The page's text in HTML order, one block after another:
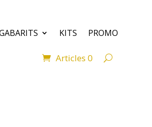
KITS PROMO
Articles 0